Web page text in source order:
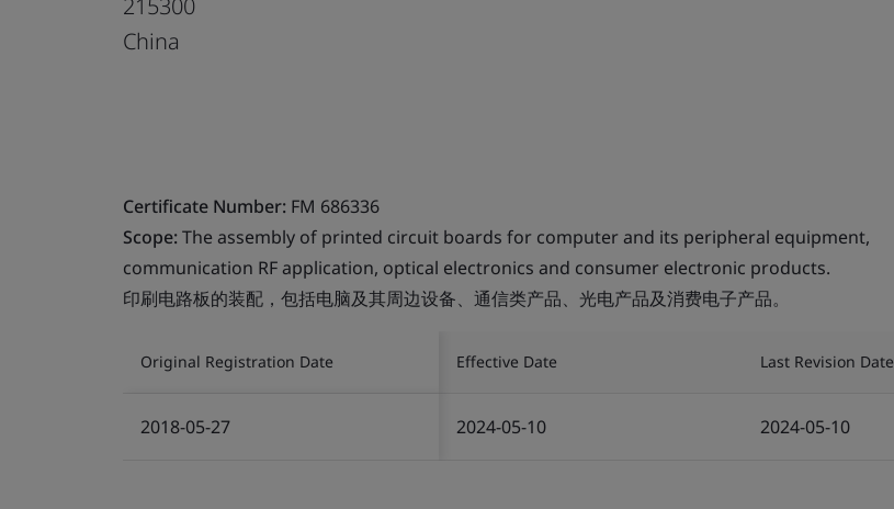
China
Certificate Number: FM 686336
Scope:The assembly of printed circuit boards for computer and its peripheral equipment,
communication RF application, optical electronics and consumer electronic products.
印刷电路板的装配，包括电脑及其周边设备、通信类产品、光电产品及消费电子产品。
Original Registration Date Effective Date Last Revision Date
2018-05-27 2024-05-10 2024-05-10